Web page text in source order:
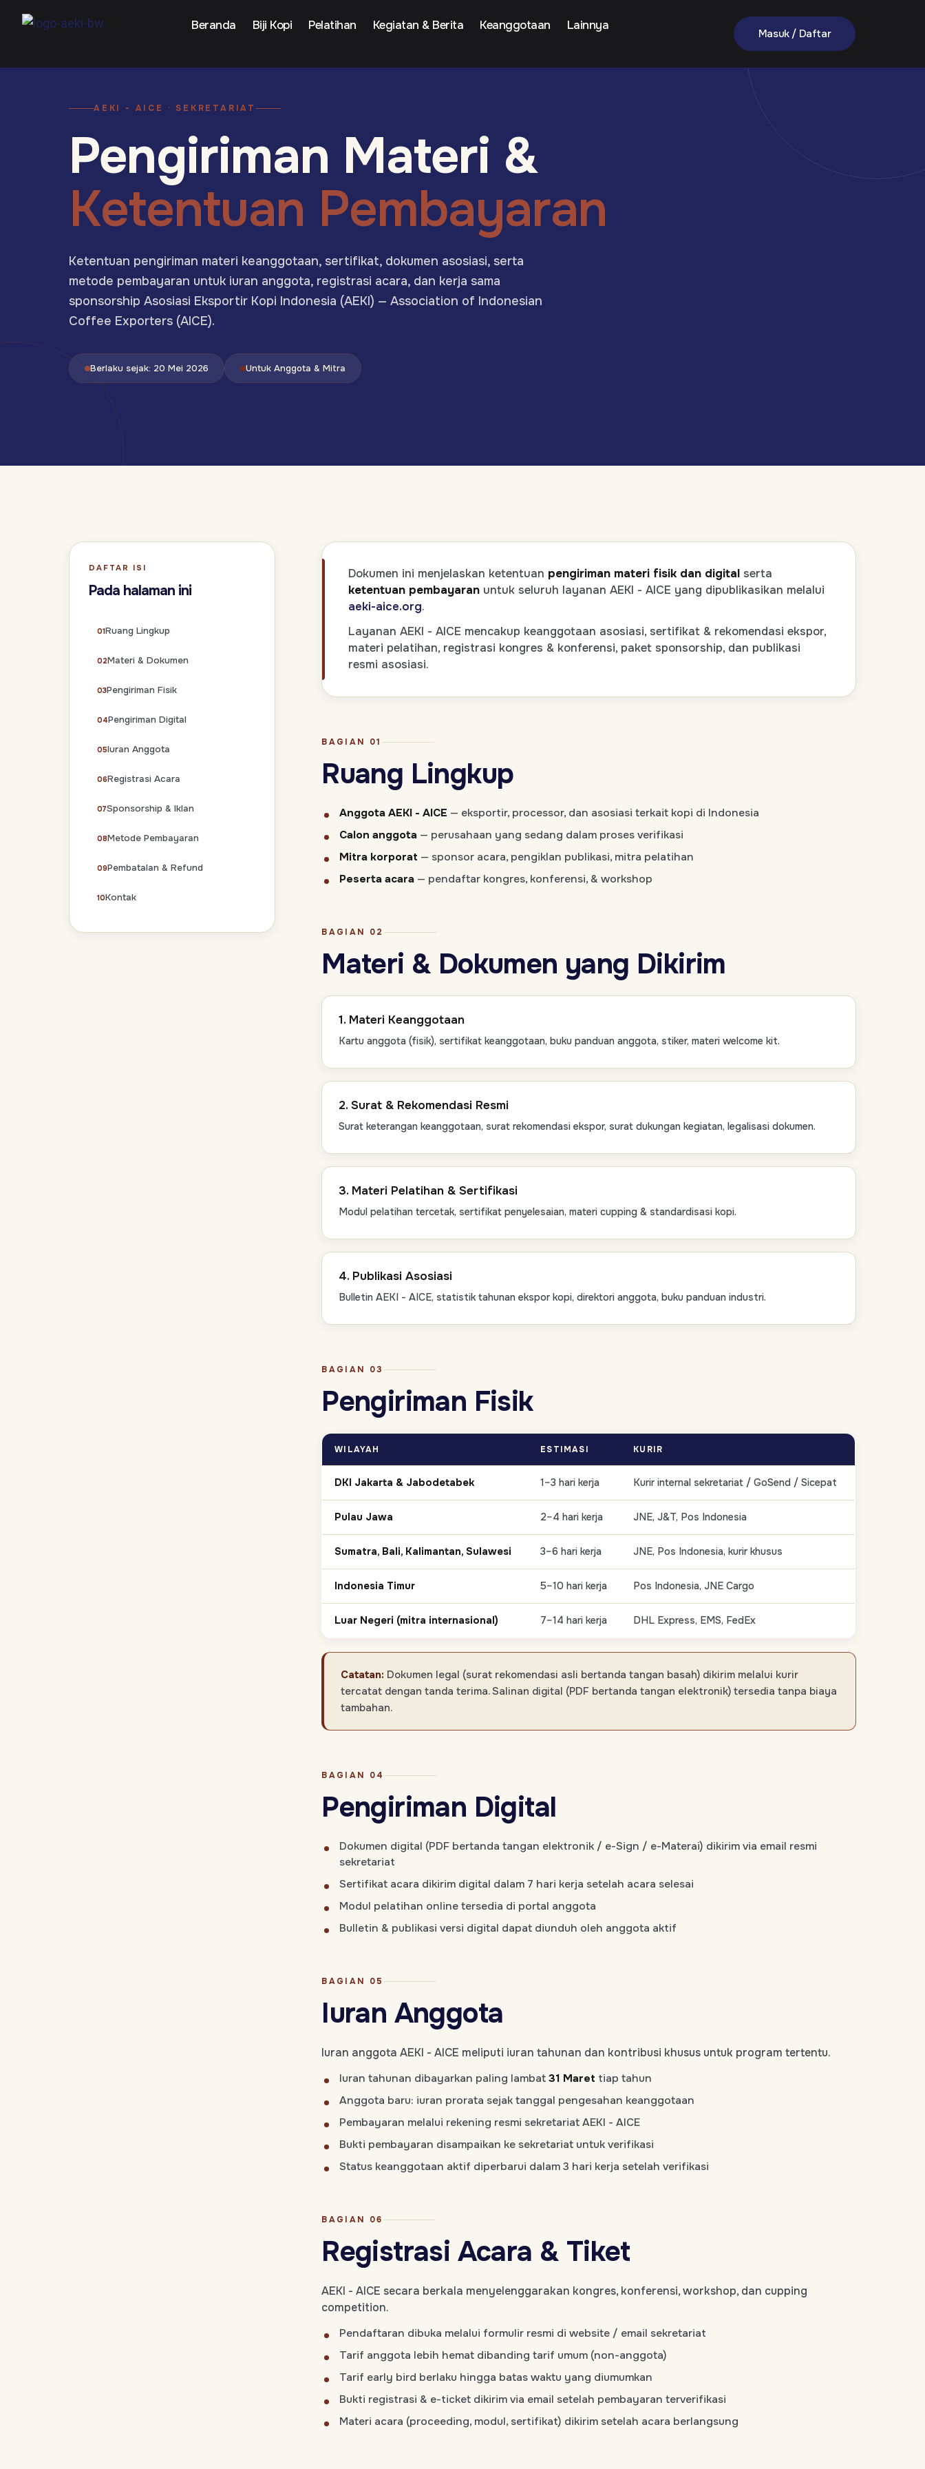
Beranda Biji Kopi Pelatihan Kegiatan & Berita Keanggotaan Lainnya
Masuk / Daftar
AEKI - AICE · SEKRETARIAT
Pengiriman Materi &
Ketentuan Pembayaran
Ketentuan pengiriman materi keanggotaan, sertifikat, dokumen asosiasi, serta
metode pembayaran untuk iuran anggota, registrasi acara, dan kerja sama
sponsorship Asosiasi Eksportir Kopi Indonesia (AEKI) — Association of Indonesian
Coffee Exporters (AICE).
Berlaku sejak: 20 Mei 2026 Untuk Anggota & Mitra
DAFTAR ISI
Pada halaman ini
Ruang Lingkup
Materi & Dokumen
Pengiriman Fisik
Pengiriman Digital
Iuran Anggota
Registrasi Acara
Sponsorship & Iklan
Metode Pembayaran
Pembatalan & Refund
Kontak
Dokumen ini menjelaskan ketentuan pengiriman materi fisik dan digital serta
ketentuan pembayaran untuk seluruh layanan AEKI - AICE yang dipublikasikan melalui
aeki-aice.org.
Layanan AEKI - AICE mencakup keanggotaan asosiasi, sertifikat & rekomendasi ekspor,
materi pelatihan, registrasi kongres & konferensi, paket sponsorship, dan publikasi
resmi asosiasi.
BAGIAN 01
Ruang Lingkup
Anggota AEKI - AICE — eksportir, processor, dan asosiasi terkait kopi di Indonesia
Calon anggota — perusahaan yang sedang dalam proses verifikasi
Mitra korporat — sponsor acara, pengiklan publikasi, mitra pelatihan
Peserta acara — pendaftar kongres, konferensi, & workshop
BAGIAN 02
Materi & Dokumen yang Dikirim
1. Materi Keanggotaan
Kartu anggota (fisik), sertifikat keanggotaan, buku panduan anggota, stiker, materi welcome kit.
2. Surat & Rekomendasi Resmi
Surat keterangan keanggotaan, surat rekomendasi ekspor, surat dukungan kegiatan, legalisasi dokumen.
3. Materi Pelatihan & Sertifikasi
Modul pelatihan tercetak, sertifikat penyelesaian, materi cupping & standardisasi kopi.
4. Publikasi Asosiasi
Bulletin AEKI - AICE, statistik tahunan ekspor kopi, direktori anggota, buku panduan industri.
BAGIAN 03
Pengiriman Fisik
WILAYAH ESTIMASI KURIR
DKI Jakarta & Jabodetabek 1–3 hari kerja Kurir internal sekretariat / GoSend / Sicepat
Pulau Jawa 2–4 hari kerja JNE, J&T, Pos Indonesia
Sumatra, Bali, Kalimantan, Sulawesi 3–6 hari kerja JNE, Pos Indonesia, kurir khusus
Indonesia Timur 5–10 hari kerja Pos Indonesia, JNE Cargo
Luar Negeri (mitra internasional) 7–14 hari kerja DHL Express, EMS, FedEx
Catatan: Dokumen legal (surat rekomendasi asli bertanda tangan basah) dikirim melalui kurir
tercatat dengan tanda terima. Salinan digital (PDF bertanda tangan elektronik) tersedia tanpa biaya
tambahan.
BAGIAN 04
Pengiriman Digital
Dokumen digital (PDF bertanda tangan elektronik / e-Sign / e-Materai) dikirim via email resmi
sekretariat
Sertifikat acara dikirim digital dalam 7 hari kerja setelah acara selesai
Modul pelatihan online tersedia di portal anggota
Bulletin & publikasi versi digital dapat diunduh oleh anggota aktif
BAGIAN 05
Iuran Anggota
Iuran anggota AEKI - AICE meliputi iuran tahunan dan kontribusi khusus untuk program tertentu.
Iuran tahunan dibayarkan paling lambat31 Maret tiap tahun
Anggota baru: iuran prorata sejak tanggal pengesahan keanggotaan
Pembayaran melalui rekening resmi sekretariat AEKI - AICE
Bukti pembayaran disampaikan ke sekretariat untuk verifikasi
Status keanggotaan aktif diperbarui dalam 3 hari kerja setelah verifikasi
BAGIAN 06
Registrasi Acara & Tiket
AEKI - AICE secara berkala menyelenggarakan kongres, konferensi, workshop, dan cupping
competition.
Pendaftaran dibuka melalui formulir resmi di website / email sekretariat
Tarif anggota lebih hemat dibanding tarif umum (non-anggota)
Tarif early bird berlaku hingga batas waktu yang diumumkan
Bukti registrasi & e-ticket dikirim via email setelah pembayaran terverifikasi
Materi acara (proceeding, modul, sertifikat) dikirim setelah acara berlangsung